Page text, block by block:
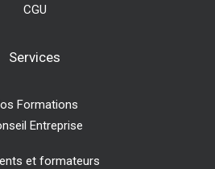
CGU
Services
Formations
Entreprise
et formateurs